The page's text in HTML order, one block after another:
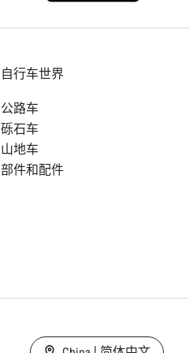
自行车世界
公路车
砾石车
山地车
部件和配件